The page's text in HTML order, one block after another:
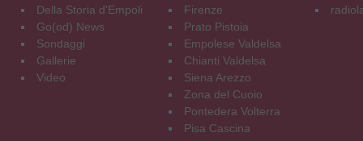
Della Storia d'Empoli
Go(od) News
Sondaggi
Gallerie
Video
Firenze
Prato Pistoia
Empolese Valdelsa
Chianti Valdelsa
Siena Arezzo
Zona del Cuoio
Pontedera Volterra
Pisa Cascina